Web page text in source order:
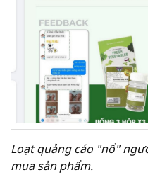
Loạt quảng cáo "nổ"
mua sản phẩm.